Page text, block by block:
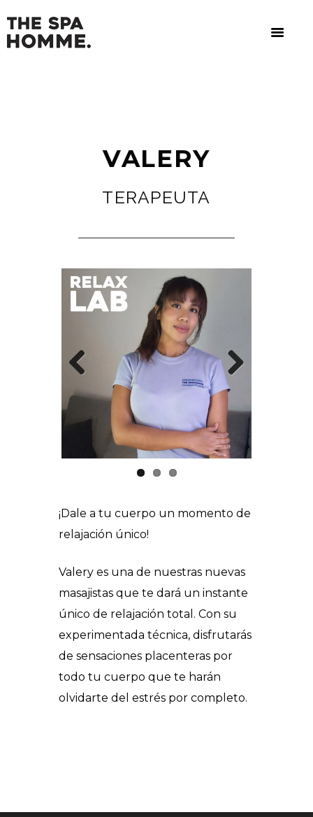
VALERY
TERAPEUTA
Prev
Next
¡Dale a tu cuerpo un momento de
relajación único!
Valery es una de nuestras nuevas
masajistas que te dará un instante
único de relajación total. Con su
experimentada técnica, disfrutarás
de sensaciones placenteras por
todo tu cuerpo que te harán
olvidarte del estrés por completo.